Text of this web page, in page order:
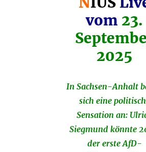
vom 23.
2025
In Sachsen-Anhalt
sich eine
Sensation an:
Siegmund könnte
der erste AfD-